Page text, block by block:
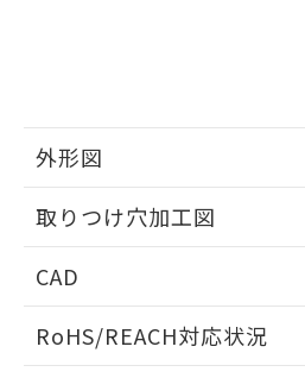
外形図
取りつけ穴加工図
CAD
ドすることができます。
RoHS/REACH対応状況
※本証明書は発行日時点
るもので、過去に遡って非
また、RoHS指令のフタ
物質の対応では、対応完了
荷製品に未対応品が混在
既に当社にて対応品への
していることから、特段の
り、2022年1月12日より割